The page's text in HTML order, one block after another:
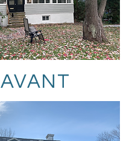
AVANT